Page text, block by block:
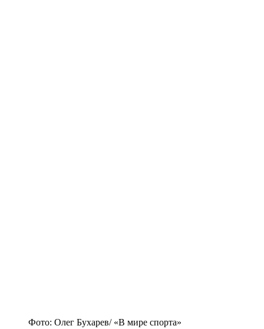
Фото: Олег Бухарев/ «В мире спорта»